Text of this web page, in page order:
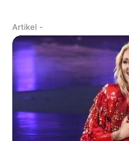
Artikel -